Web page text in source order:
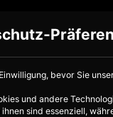
bevor Sie
und andere
ihnen sind essenziell,